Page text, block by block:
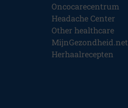
Oncocarecentrum
Headache Center
Other healthcare
MijnGezondheid.net
Herhaalrecepten